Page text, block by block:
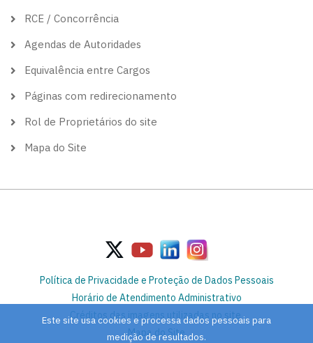
RCE / Concorrência
Agendas de Autoridades
Equivalência entre Cargos
Páginas com redirecionamento
Rol de Proprietários do site
Mapa do Site
Política de Privacidade e Proteção de Dados Pessoais
Horário de Atendimento Administrativo
Créditos das imagens utilizadas no site
Mapa do Site
Este site usa cookies e processa dados pessoais para
medição de resultados.